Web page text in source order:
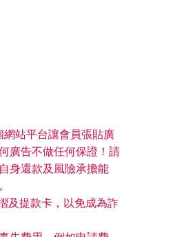
網站平台讓會員張貼廣
廣告不做任何保證！請
身還款及風險承擔能
及提款卡，以免成為詐